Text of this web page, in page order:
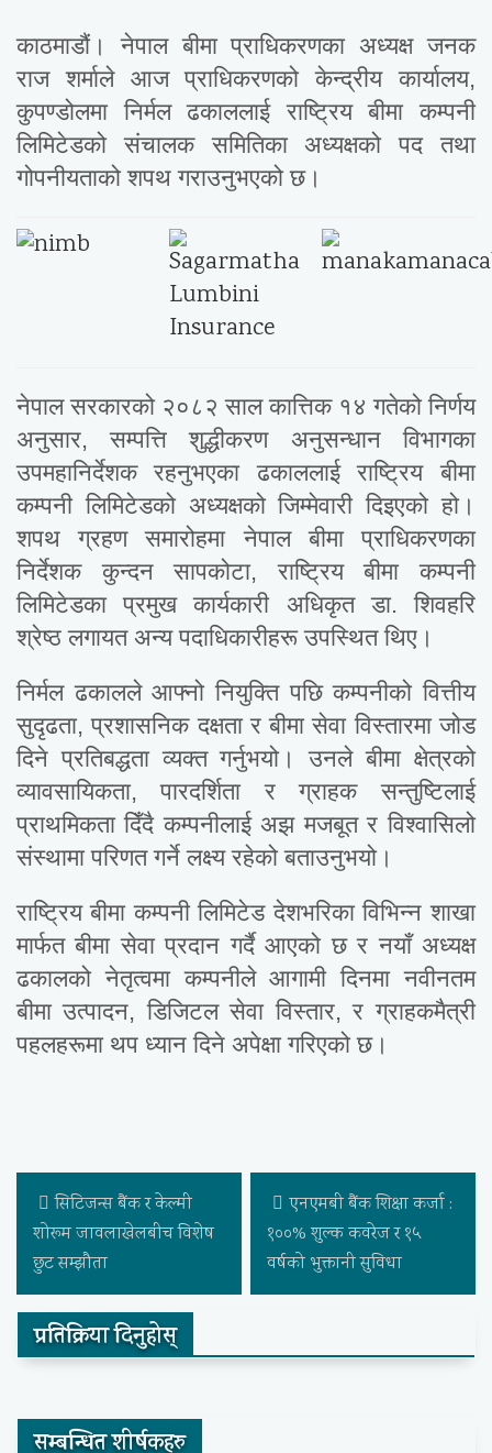
काठमाडौं। नेपाल बीमा प्राधिकरणका अध्यक्ष जनक
राज शर्माले आज प्राधिकरणको केन्द्रीय कार्यालय,
कुपण्डोलमा निर्मल ढकाललाई राष्ट्रिय बीमा कम्पनी
लिमिटेडको संचालक समितिका अध्यक्षको पद तथा
गोपनीयताको शपथ गराउनुभएको छ।
नेपाल सरकारको २०८२ साल कात्तिक १४ गतेको निर्णय
अनुसार, सम्पत्ति शुद्धीकरण अनुसन्धान विभागका
उपमहानिर्देशक रहनुभएका ढकाललाई राष्ट्रिय बीमा
कम्पनी लिमिटेडको अध्यक्षको जिम्मेवारी दिइएको हो।
शपथ ग्रहण समारोहमा नेपाल बीमा प्राधिकरणका
निर्देशक कुन्दन सापकोटा, राष्ट्रिय बीमा कम्पनी
लिमिटेडका प्रमुख कार्यकारी अधिकृत डा. शिवहरि
श्रेष्ठ लगायत अन्य पदाधिकारीहरू उपस्थित थिए।
निर्मल ढकालले आफ्नो नियुक्ति पछि कम्पनीको वित्तीय
सुदृढता, प्रशासनिक दक्षता र बीमा सेवा विस्तारमा जोड
दिने प्रतिबद्धता व्यक्त गर्नुभयो। उनले बीमा क्षेत्रको
व्यावसायिकता, पारदर्शिता र ग्राहक सन्तुष्टिलाई
प्राथमिकता दिँदै कम्पनीलाई अझ मजबूत र विश्वासिलो
संस्थामा परिणत गर्ने लक्ष्य रहेको बताउनुभयो।
राष्ट्रिय बीमा कम्पनी लिमिटेड देशभरिका विभिन्न शाखा
मार्फत बीमा सेवा प्रदान गर्दै आएको छ र नयाँ अध्यक्ष
ढकालको नेतृत्वमा कम्पनीले आगामी दिनमा नवीनतम
बीमा उत्पादन, डिजिटल सेवा विस्तार, र ग्राहकमैत्री
पहलहरूमा थप ध्यान दिने अपेक्षा गरिएको छ।
सिटिजन्स बैंक र केल्मी
शोरूम जावलाखेलबीच विशेष
छुट सम्झौता
एनएमबी बैंक शिक्षा कर्जा :
१००% शुल्क कवरेज र १५
वर्षको भुक्तानी सुविधा
प्रतिक्रिया दिनुहोस्
सम्बन्धित शीर्षकहरु